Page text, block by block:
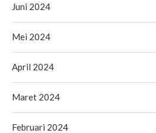
Juni 2024
Mei 2024
April 2024
Maret 2024
Februari 2024